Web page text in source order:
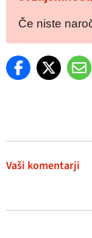
Če niste
Vaši komentarji